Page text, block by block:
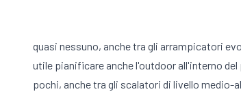
quasi nessuno, anche tra gli arrampicatori
utile pianificare anche l'outdoor all'interno
pochi, anche tra gli scalatori di livello